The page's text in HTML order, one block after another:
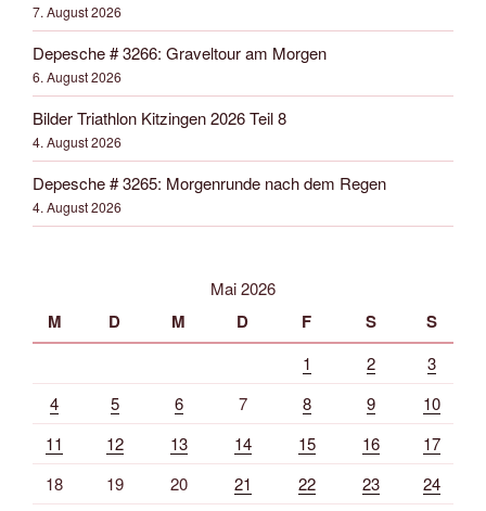
7. August 2026
Depesche # 3266: Graveltour am Morgen
6. August 2026
Bilder Triathlon Kitzingen 2026 Teil 8
4. August 2026
Depesche # 3265: Morgenrunde nach dem Regen
4. August 2026
Mai 2026
M D M D F S S
1 2
3
4
5 6 7 8 9
10
11
12 13 14 15 16
17
18
19 20 21 22 23
24